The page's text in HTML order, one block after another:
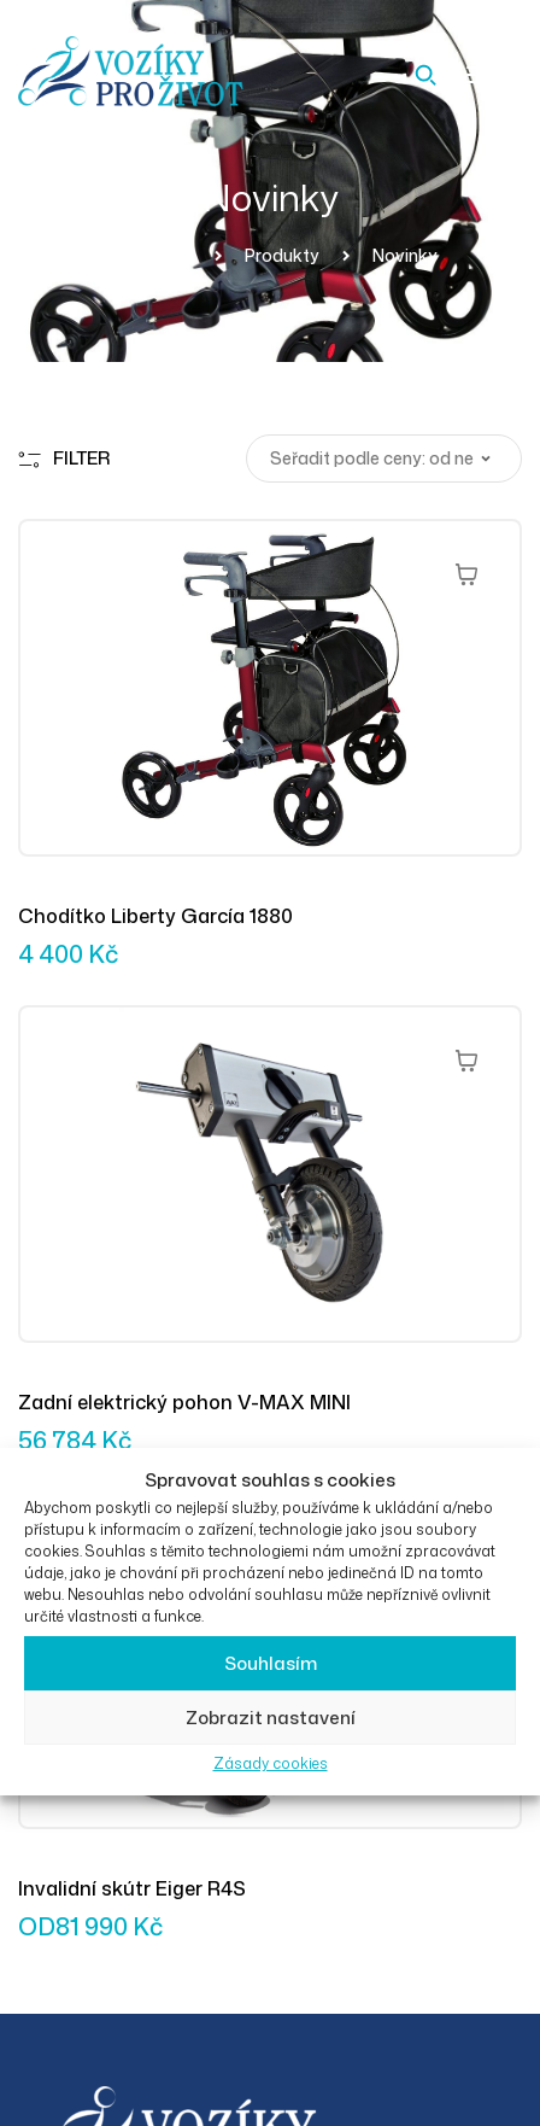
Spravovat souhlas s cookies
Abychom poskytli co nejlepší služby, používáme k ukládání a/nebo
přístupu k informacím o zařízení, technologie jako jsou soubory
cookies. Souhlas s těmito technologiemi nám umožní zpracovávat
údaje, jako je chování při procházení nebo jedinečná ID na tomto
webu. Nesouhlas nebo odvolání souhlasu může nepříznivě ovlivnit
určité vlastnosti a funkce.
Souhlasím
Zobrazit nastavení
Zásady cookies
Novinky
Produkty Novinky
FILTER
Přidat Do
Chodítko Liberty García 1880
4 400 Kč
Přidat Do
Zadní elektrický pohon V-MAX MINI
56 784 Kč
Výběr
Invalidní skútr Eiger R4S
OD81 990 Kč